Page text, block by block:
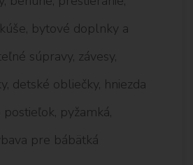
bytové doplnky a
súpravy, závesy,
detské obliečky, hniezda
pyžamká,
pre bábätká